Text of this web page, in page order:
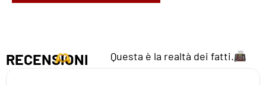
RECENSIONI Questa è la realtà dei fatti.